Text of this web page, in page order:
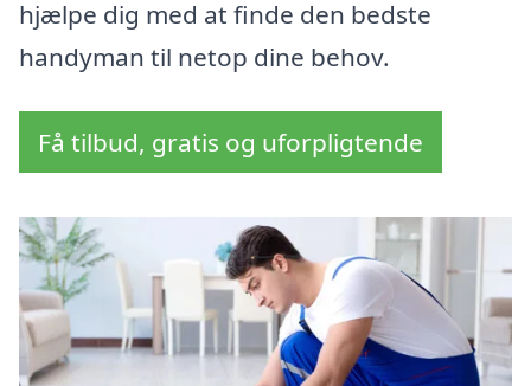
hjælpe dig med at finde den bedste
handyman til netop dine behov.
Få tilbud, gratis og uforpligtende